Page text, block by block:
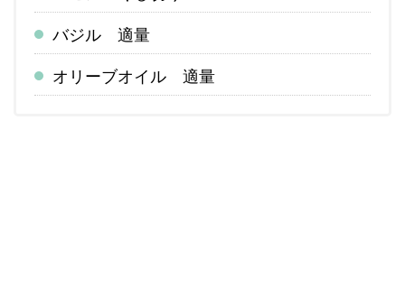
バジル 適量
オリーブオイル 適量